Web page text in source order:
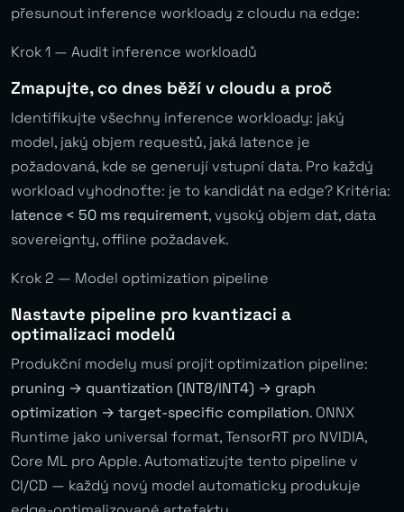
přesunout inference workloady z cloudu na edge:
Krok 1 — Audit inference workloadů
Zmapujte, co dnes běží v cloudu a proč
Identifikujte všechny inference workloady: jaký
model, jaký objem requestů, jaká latence je
požadovaná, kde se generují vstupní data. Pro každý
workload vyhodnoťte: je to kandidát na edge? Kritéria:
latence < 50 ms requirement, vysoký objem dat, data
sovereignty, offline požadavek.
Krok 2 — Model optimization pipeline
Nastavte pipeline pro kvantizaci a
optimalizaci modelů
Produkční modely musí projít optimization pipeline:
pruning → quantization (INT8/INT4) → graph
optimization → target-specific compilation. ONNX
Runtime jako universal format, TensorRT pro NVIDIA,
Core ML pro Apple. Automatizujte tento pipeline v
CI/CD — každý nový model automaticky produkuje